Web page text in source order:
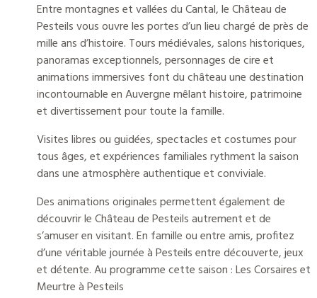
Entre montagnes et vallées du Cantal, le Château de
Pesteils vous ouvre les portes d’un lieu chargé de près de
mille ans d’histoire. Tours médiévales, salons historiques,
panoramas exceptionnels, personnages de cire et
animations immersives font du château une destination
incontournable en Auvergne mêlant histoire, patrimoine
et divertissement pour toute la famille.
Visites libres ou guidées, spectacles et costumes pour
tous âges, et expériences familiales rythment la saison
dans une atmosphère authentique et conviviale.
Des animations originales permettent également de
découvrir le Château de Pesteils autrement et de
s’amuser en visitant. En famille ou entre amis, profitez
d’une véritable journée à Pesteils entre découverte, jeux
et détente.Au programme cette saison :Les Corsaireset
Meurtre à Pesteils